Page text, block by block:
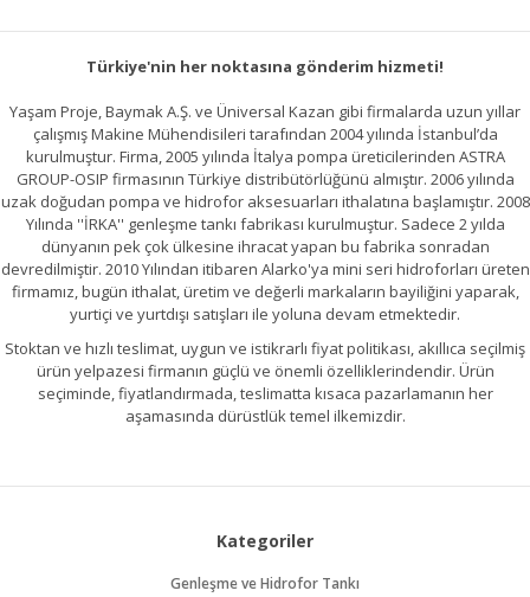
Türkiye'nin her noktasına gönderim hizmeti!
Yaşam Proje, Baymak A.Ş. ve Üniversal Kazan gibi firmalarda uzun yıllar
çalışmış Makine Mühendisileri tarafından 2004 yılında İstanbul’da
kurulmuştur. Firma, 2005 yılında İtalya pompa üreticilerinden ASTRA
GROUP-OSIP firmasının Türkiye distribütörlüğünü almıştır. 2006 yılında
uzak doğudan pompa ve hidrofor aksesuarları ithalatına başlamıştır. 2008
Yılında ''İRKA'' genleşme tankı fabrikası kurulmuştur. Sadece 2 yılda
dünyanın pek çok ülkesine ihracat yapan bu fabrika sonradan
devredilmiştir. 2010 Yılından itibaren Alarko'ya mini seri hidroforları üreten
firmamız, bugün ithalat, üretim ve değerli markaların bayiliğini yaparak,
yurtiçi ve yurtdışı satışları ile yoluna devam etmektedir.
Stoktan ve hızlı teslimat, uygun ve istikrarlı fiyat politikası, akıllıca seçilmiş
ürün yelpazesi firmanın güçlü ve önemli özelliklerindendir. Ürün
seçiminde, fiyatlandırmada, teslimatta kısaca pazarlamanın her
aşamasında dürüstlük temel ilkemizdir.
Kategoriler
Genleşme ve Hidrofor Tankı